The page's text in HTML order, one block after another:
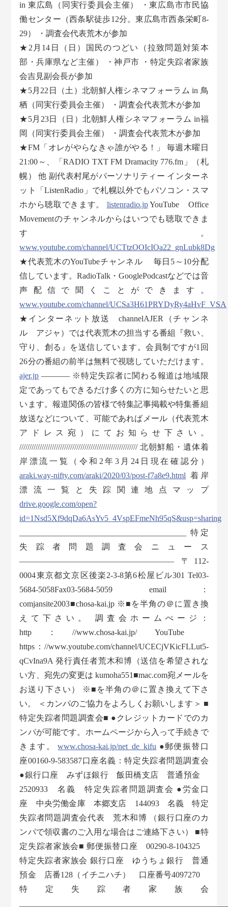
in 東広島（同実行委員会主催） ・東広島市市民協
働センター（西条駅徒歩12分。東広島市西条栄町8-
29） ・調査会代表荒木が参加
★2月14日（日）国民のつどい（拉致問題対策本
部・兵庫県など主催） ・神戸市 ・特定失踪者家族
会吉見副会長が参加
★5月22日（土）北朝鮮人権シネマフォーラム in 鳥
栖（同実行委員会主催） ・調査会代表荒木が参加
★5月23日（日）北朝鮮人権シネマフォーラム in福
岡（同実行委員会主催） ・調査会代表荒木が参加
★FM「オレがやらなきゃ誰がやる！」 毎週木曜日
21:00～、「RADIO TXT FM Dramacity 776.fm」（札
幌） 他 副代表村尾がパーソナリティー インターネ
ット「ListenRadio」で札幌以外でもパソコン・スマ
ホから聴取できます。 listenradio.jpYouTube Office
Movementのチャンネルからはいつでも聴取できま
す。
www.youtube.com/channel/UCTtzOOIcIOa22_gnLubk8Dg
★代表荒木のYouTubeチャンネル 毎日5～10分配
信しています。RadioTalk・GooglePodcastなどでは音
声配信で聞くことができます。
www.youtube.com/channel/UCSa3H61PRYDyRy4aHvF_VSA
★インターネット放送 channelAJER（チャンネ
ル アジャ）では代表荒木の担当する番組『救い、
守り、創る』を送信しています。会員制ですが1回
26分の番組の前半は無料で視聴していただけます。
ajer.jp ———– ※特定失踪者に関わる報道は地域限
定であってもできるだけ多くの方に知らせたいと思
います。報道関係の皆様で特集記事掲載や特集番組
放送などについて、可能であればメール（代表荒木
アドレス宛）にてお知らせ下さい。
////////////////////////////////////////////////////////// 北朝鮮船・遺体着
岸漂流一覧（令和2年3月24日現在確認分）
araki.way-nifty.com/araki/2020/03/post-f7a8e9.html 着岸
漂流一覧と失踪関連地点マップ
drive.google.com/open?
id=1Nsd5Xf9dqDa6AsYv5_4VspEFmeNh95qS&usp=sharing
_________________________________________ 特定
失踪者問題調査会ニュース
——————————————————— 〒112-
0004東京都文京区後楽2-3-8第6松屋ビル301 Tel03-
5684-5058Fax03-5684-5059 email：
comjansite2003■chosa-kai.jp ※■を半角の＠に置き換
えて下さい。 調査会ホームぺージ：
http：//www.chosa-kai.jp/ YouTube
https：//www.youtube.com/channel/UCECjVKicFLLut5-
qCvIna9A 発行責任者荒木和博（送信を希望されな
い方、宛先の変更は kumoha551■mac.com宛メールを
お送り下さい） ※■を半角の＠に置き換えて下さ
い。 ＜カンパのご協力をよろしくお願いします＞ ■
特定失踪者問題調査会■ ●クレジットカードでのカ
ンパが可能です。ホームページから入って手続きで
きます。www.chosa-kai.jp/net_de_kifu ●郵便振替口
座00160-9-583587口座名義：特定失踪者問題調査会
●銀行口座 みずほ銀行 飯田橋支店 普通預金
2520933 名義 特定失踪者問題調査会 ●労金口
座 中央労働金庫 本郷支店 144093 名義 特定
失踪者問題調査会代表 荒木和博 （銀行口座のカ
ンパで領収書のご入用な場合はご連絡下さい） ■特
定失踪者家族会■ 郵便振替口座 00290-8-104325
特定失踪者家族会 銀行口座 ゆうちょ銀行 普通
預金 店番128（イチニハチ） 口座番号4097270
特定失踪者家族会